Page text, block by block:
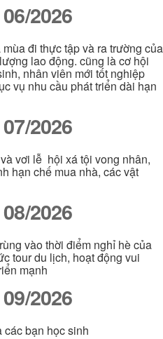
2026
đi thực tập và ra trường của
lao động. cũng là cơ hội
nhân viên mới tốt nghiệp
vụ nhu cầu phát triển dài hạn
2026
vơi lễ hội xá tội vong nhân,
hạn chế mua nhà, các vật
2026
vào thời điểm nghỉ hè của
tour du lịch, hoạt động vui
mạnh
2026
bạn học sinh